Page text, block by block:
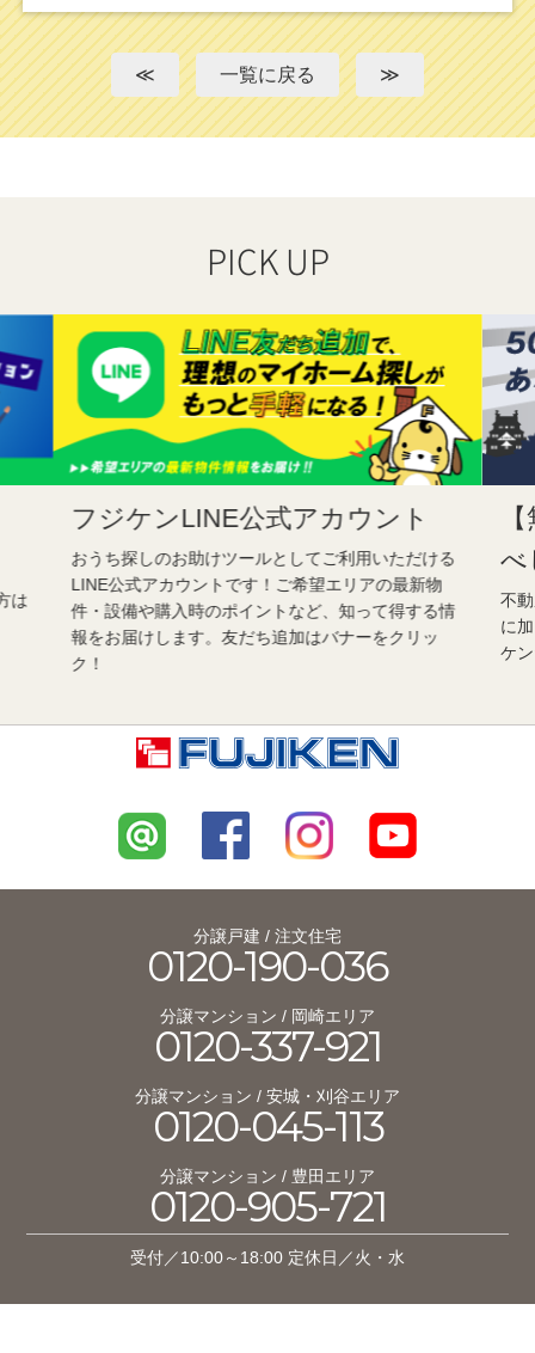
≪ 一覧に戻る ≫
PICK UP
は
フジケンLINE公式アカウント
おうち探しのお助けツールとしてご利用いただける
LINE公式アカウントです！ご希望エリアの最新物
件・設備や購入時のポイントなど、知って得する情
報をお届けします。友だち追加はバナーをクリッ
ク！
べ
不
に
ケ
分譲戸建 / 注文住宅
0120-190-036
分譲マンション / 岡崎エリア
0120-337-921
分譲マンション / 安城・刈谷エリア
0120-045-113
分譲マンション / 豊田エリア
0120-905-721
受付／10:00～18:00 定休日／火・水